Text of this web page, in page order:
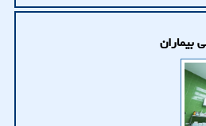
بیماران